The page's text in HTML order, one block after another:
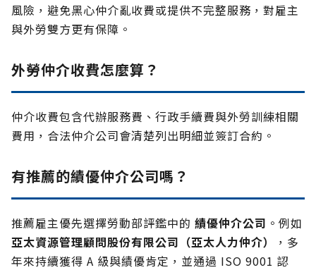
風險，避免黑心仲介亂收費或提供不完整服務，對雇主
與外勞雙方更有保障。
外勞仲介收費怎麼算？
仲介收費包含代辦服務費、行政手續費與外勞訓練相關
費用，合法仲介公司會清楚列出明細並簽訂合約。
有推薦的績優仲介公司嗎？
推薦雇主優先選擇勞動部評鑑中的 績優仲介公司 。例如
亞太資源管理顧問股份有限公司（亞太人力仲介）
，多
年來持續獲得 A 級與績優肯定，並通過 ISO 9001 認